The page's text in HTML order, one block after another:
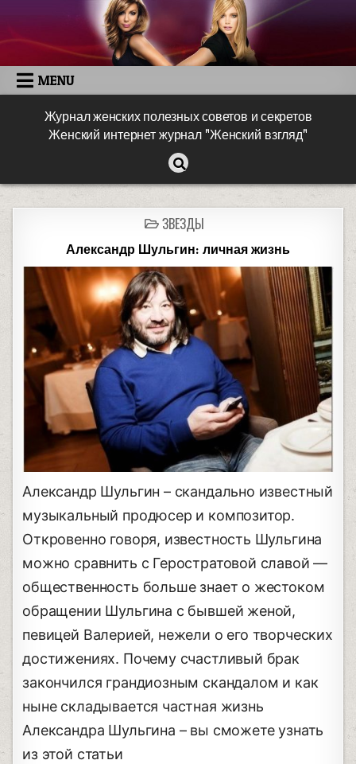
MENU
Журнал женских полезных советов и секретов
Женский интернет журнал "Женский взгляд"
ЗВЕЗДЫ
Александр Шульгин: личная жизнь
Александр Шульгин – скандально известный
музыкальный продюсер и композитор.
Откровенно говоря, известность Шульгина
можно сравнить с Геростратовой славой —
общественность больше знает о жестоком
обращении Шульгина с бывшей женой,
певицей Валерией, нежели о его творческих
достижениях. Почему счастливый брак
закончился грандиозным скандалом и как
ныне складывается частная жизнь
Александра Шульгина – вы сможете узнать
из этой статьи